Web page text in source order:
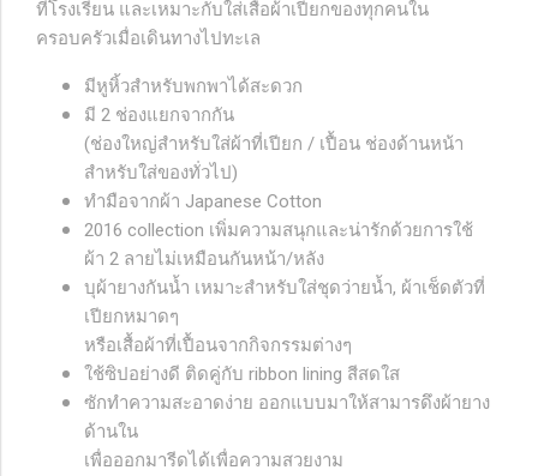
ที่โรงเรียน และเหมาะกับใส่เสื้อผ้าเปียกของทุกคนใน
ครอบครัวเมื่อเดินทางไปทะเล
มีหูหิ้วสำหรับพกพาได้สะดวก
มี 2 ช่องแยกจากกัน
(ช่องใหญ่สำหรับใส่ผ้าที่เปียก / เปื้อน ช่องด้านหน้า
สำหรับใส่ของทั่วไป)
ทำมือจากผ้า Japanese Cotton
2016 collection เพิ่มความสนุกและน่ารักด้วยการใช้
ผ้า 2 ลายไม่เหมือนกันหน้า/หลัง
บุผ้ายางกันน้ำ เหมาะสำหรับใส่ชุดว่ายน้ำ, ผ้าเช็ดตัวที่
เปียกหมาดๆ
หรือเสื้อผ้าที่เปื้อนจากกิจกรรมต่างๆ
ใช้ซิปอย่างดี ติดคู่กับ ribbon lining สีสดใส
ซักทำความสะอาดง่าย ออกแบบมาให้สามารดึงผ้ายาง
ด้านใน
เพื่อออกมารีดได้เพื่อความสวยงาม